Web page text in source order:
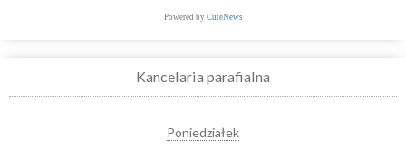
Powered by CuteNews
Kancelaria parafialna
Poniedziałek